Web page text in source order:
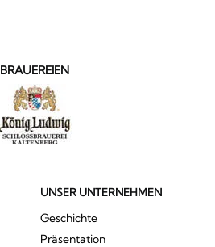
BRAUEREIEN
UNSER UNTERNEHMEN
Geschichte
Präsentation